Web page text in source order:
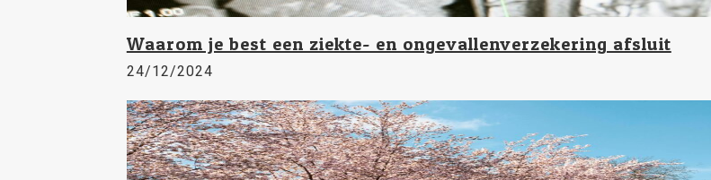
Waarom je best een ziekte- en ongevallenverzekering afsluit
24/12/2024